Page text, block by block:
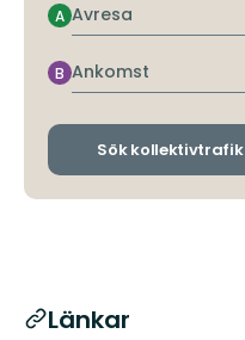
Avresa
A
Ankomst
B
Sök kollektivtrafik
Länkar